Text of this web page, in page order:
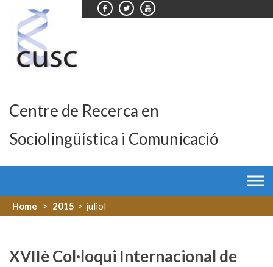
content
Centre de Recerca en
Sociolingüística i Comunicació
Home > 2015 > juliol
XVIIè Col·loqui Internacional de